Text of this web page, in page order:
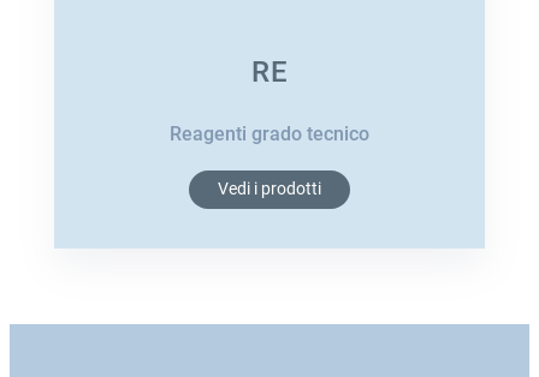
RE
Reagenti grado tecnico
Vedi i prodotti